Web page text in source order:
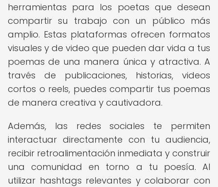
herramientas para los poetas que desean
compartir su trabajo con un público más
amplio. Estas plataformas ofrecen formatos
visuales y de video que pueden dar vida a tus
poemas de una manera única y atractiva. A
través de publicaciones, historias, videos
cortos o reels, puedes compartir tus poemas
de manera creativa y cautivadora.
Además, las redes sociales te permiten
interactuar directamente con tu audiencia,
recibir retroalimentación inmediata y construir
una comunidad en torno a tu poesía. Al
utilizar hashtags relevantes y colaborar con